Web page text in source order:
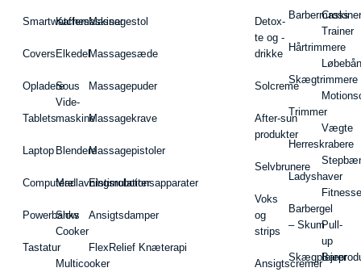
Smartwatches
Covers
Opladere
Tablets
Laptop
Computere
Powerbanks
Tastatur
Kaffemaskiner
Elkedel
Sous
Vide-
maskine
Blendere
Madlavningsrobotter
Slow
Cooker
Multicooker
Massagestol
Massagesæde
Massagepuder
Massagekrave
Massagepistoler
Elstimulationsapparater
Ansigtsdamper
FlexRelief Knæterapi
Detox-
te og -
drikke
Solcreme
After-sun
produkter
Selvbrunere
Voks
og
strips
Ansigtscremer
Hårtrimmere
Skægtrimmere
Trimmer
Herreskrabere
Ladyshaver
Barbergel
– Skum
Cross
Trainer
Vægte
Pull-
up
Barer